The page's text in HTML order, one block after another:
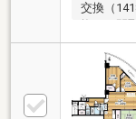
交換（
器具一式
貼り ・
ングに
◇◆対象
線「箕面